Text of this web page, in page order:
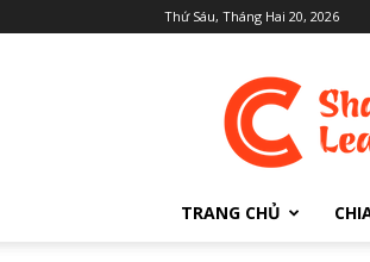
Thứ Sáu, Tháng Hai 20, 2026
TRANG CHỦ